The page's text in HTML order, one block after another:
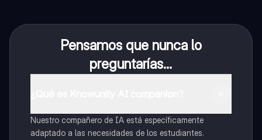
Pensamos que nunca lo
preguntarías...
Nuestro compañero de IA está específicamente
adaptado a las necesidades de los estudiantes.